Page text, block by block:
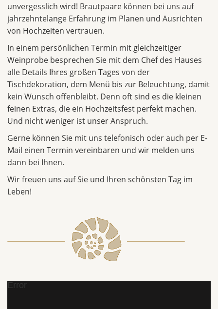
unvergesslich wird! Brautpaare können bei uns auf
jahrzehntelange Erfahrung im Planen und Ausrichten
von Hochzeiten vertrauen.
In einem persönlichen Termin mit gleichzeitiger
Weinprobe besprechen Sie mit dem Chef des Hauses
alle Details Ihres großen Tages von der
Tischdekoration, dem Menü bis zur Beleuchtung, damit
kein Wunsch offenbleibt. Denn oft sind es die kleinen
feinen Extras, die ein Hochzeitsfest perfekt machen.
Und nicht weniger ist unser Anspruch.
Gerne können Sie mit uns telefonisch oder auch per E-
Mail einen Termin vereinbaren und wir melden uns
dann bei Ihnen.
Wir freuen uns auf Sie und Ihren schönsten Tag im
Leben!
Error